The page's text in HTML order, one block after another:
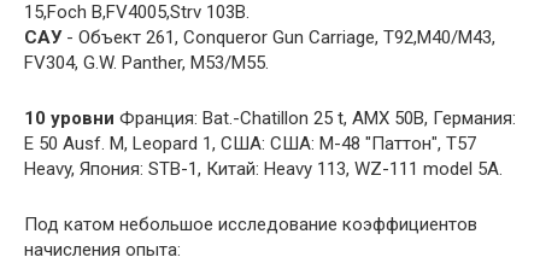
15,Foch B,FV4005,Strv 103B.
САУ - Объект 261, Conqueror Gun Carriage, Т92,M40/M43,
FV304, G.W. Panther, М53/М55.
10 уровни Франция: Bat.-Chatillon 25 t, AMX 50B, Германия:
E 50 Ausf. M, Leopard 1, США: США: М-48 "Паттон", Т57
Heavy, Япония: STB-1, Китай: Heavy 113, WZ-111 model 5A.
Под катом небольшое исследование коэффициентов
начисления опыта: